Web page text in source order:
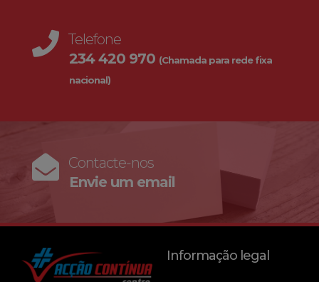
Telefone
234 420 970 (Chamada para rede fixa
nacional)
Contacte-nos
Envie um email
Informação legal